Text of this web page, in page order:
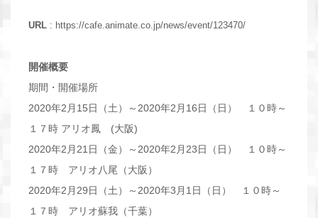
URL : https://cafe.animate.co.jp/news/event/123470/
開催概要
期間・開催場所
2020年2月15日（土）～2020年2月16日（日） １０時～
１７時 アリオ鳳 (大阪)
2020年2月21日（金）～2020年2月23日（日） １０時～
１７時 アリオ八尾（大阪）
2020年2月29日（土）～2020年3月1日（日） １０時～
１７時 アリオ蘇我（千葉）